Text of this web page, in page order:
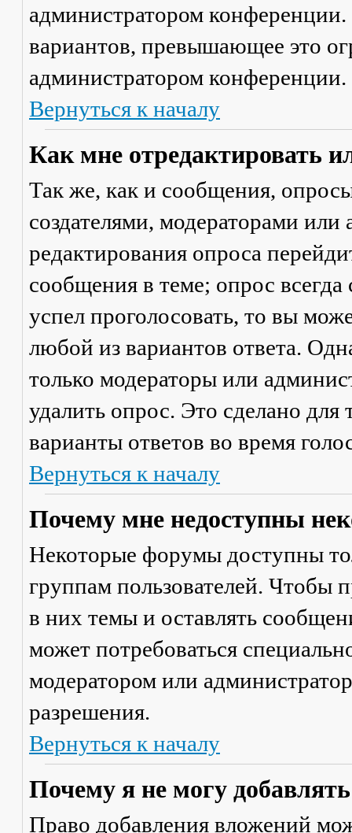
администратором
вариантов, превышающее это
администратором конференции.
Вернуться к началу
Как мне отредактировать
Так же, как и сообщения,
создателями, модераторами
редактирования опроса
сообщения в теме; опрос
успел проголосовать, то вы
любой из вариантов ответа.
только модераторы или
удалить опрос. Это сделано для
варианты ответов во время
Вернуться к началу
Почему мне недоступны
Некоторые форумы доступны
группам пользователей. Чтобы
в них темы и оставлять
может потребоваться
модератором или
разрешения.
Вернуться к началу
Почему я не могу
Право добавления вложений